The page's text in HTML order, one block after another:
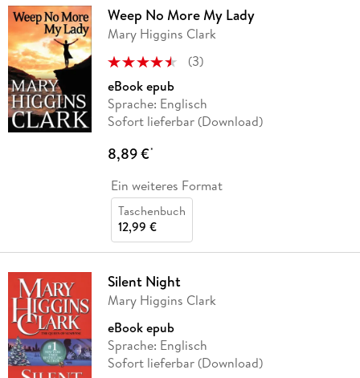
Weep No More My Lady
Mary Higgins Clark
(3)
eBook epub
Sprache: Englisch
Sofort lieferbar (Download)
8,89 €*
Ein weiteres Format
Taschenbuch
12,99 €
Silent Night
Mary Higgins Clark
eBook epub
Sprache: Englisch
Sofort lieferbar (Download)